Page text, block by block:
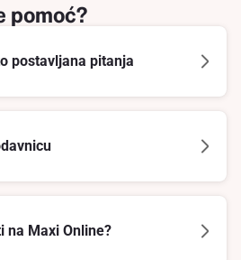
pomoć?
postavljana pitanja
na Maxi Online?